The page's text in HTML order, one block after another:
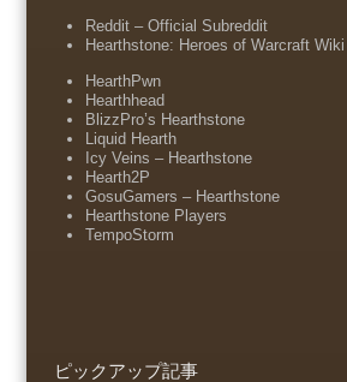
Reddit – Official Subreddit
Hearthstone: Heroes of Warcraft Wiki
HearthPwn
Hearthhead
BlizzPro’s Hearthstone
Liquid Hearth
Icy Veins – Hearthstone
Hearth2P
GosuGamers – Hearthstone
Hearthstone Players
TempoStorm
ピックアップ記事